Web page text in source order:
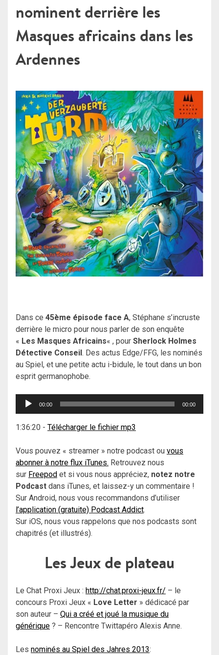
nominent derrière les
Masques africains dans les
Ardennes
Dans ce 45ème épisode face A, Stéphane s’incruste
derrière le micro pour nous parler de son enquête
« Les Masques Africains« , pour Sherlock Holmes
Détective Conseil. Des actus Edge/FFG, les nominés
au Spiel, et une petite actu i-bidule, le tout dans un bon
esprit germanophobe.
Lecteur
00:00 00:00
1:36:20 - Télécharger le fichier mp3
Vous pouvez « streamer » notre podcast ou vous
abonner à notre flux iTunes. Retrouvez nous
sur Freepod et si vous nous appréciez, notez notre
Podcast dans iTunes, et laissez-y un commentaire !
Sur Android, nous vous recommandons d’utiliser
l’application (gratuite) Podcast Addict.
Sur iOS, nous vous rappelons que nos podcasts sont
chapitrés (et illustrés).
Les Jeux de plateau
Le Chat Proxi Jeux : http://chat.proxi-jeux.fr/ – le
concours Proxi Jeux « Love Letter » dédicacé par
son auteur – Qui a créé et joué la musique du
générique ? – Rencontre Twittapéro Alexis Anne.
Les nominés au Spiel des Jahres 2013: